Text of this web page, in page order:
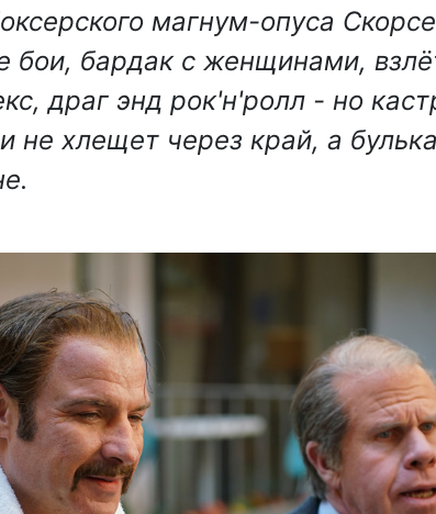
магнум-опуса
бои, бардак с женщинами,
драг энд рок'н'ролл - но
не хлещет через край, а